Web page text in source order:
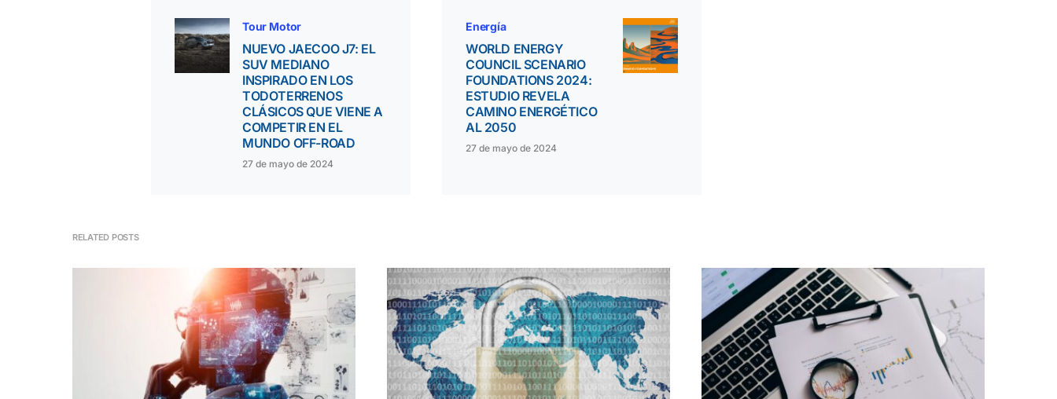
Tour Motor
NUEVO JAECOO J7: EL
SUV MEDIANO
INSPIRADO EN LOS
TODOTERRENOS
CLÁSICOS QUE VIENE A
COMPETIR EN EL
MUNDO OFF-ROAD
27 de mayo de 2024
Energía
WORLD ENERGY
COUNCIL SCENARIO
FOUNDATIONS 2024:
ESTUDIO REVELA
CAMINO ENERGÉTICO
AL 2050
27 de mayo de 2024
RELATED POSTS